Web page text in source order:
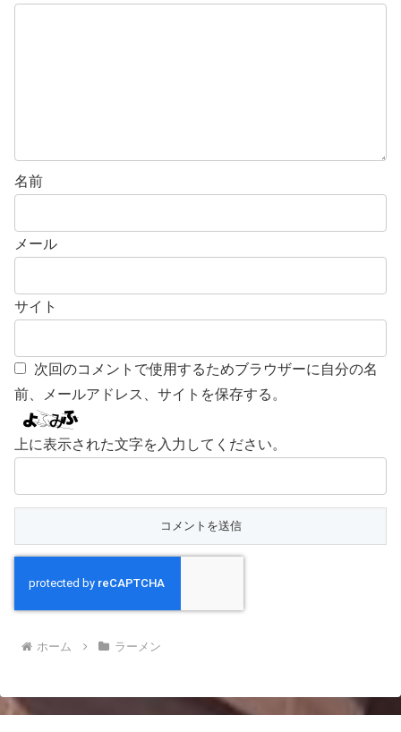
名前
メール
サイト
次回のコメントで使用するためブラウザーに自分の名
前、メールアドレス、サイトを保存する。
上に表示された文字を入力してください。
ホーム ラーメン